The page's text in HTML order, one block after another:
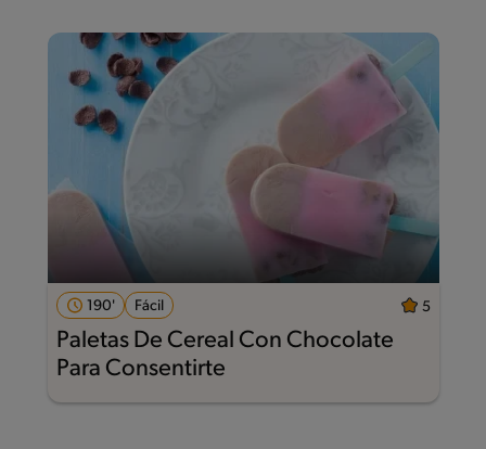
190' Fácil 5
Paletas De Cereal Con Chocolate
Para Consentirte